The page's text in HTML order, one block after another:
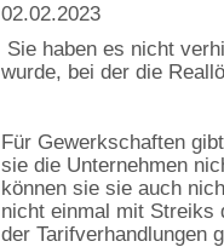
02.02.2023
Sie haben es nicht
wurde, bei der die
Für Gewerkschaften
sie die Unternehmen
können sie sie auch
nicht einmal mit Streiks
der Tarifverhandlungen